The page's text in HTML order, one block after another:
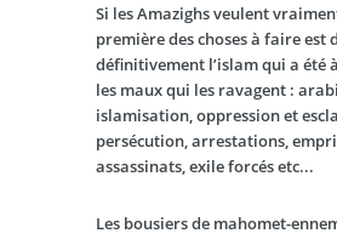
Si les Amazighs veulent
première des choses à faire est
définitivement l’islam qui a été
les maux qui les ravagent :
islamisation, oppression et
persécution, arrestations,
assassinats, exile forcés etc...
Les bousiers de mahomet-